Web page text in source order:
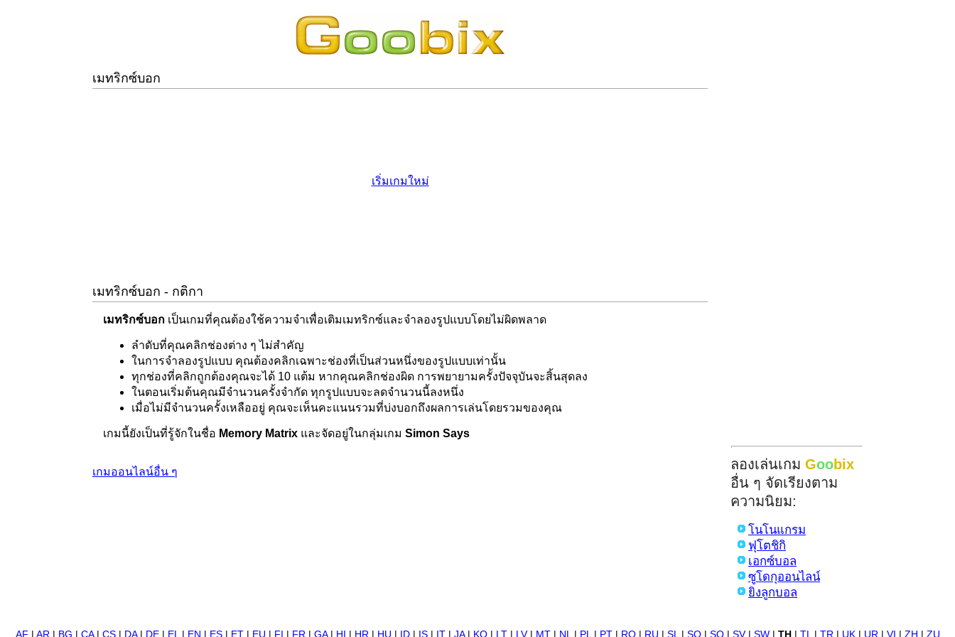
เมทริกซ์บอก
เริ่มเกมใหม่
เมทริกซ์บอก - กติกา
เมทริกซ์บอก เป็นเกมที่คุณต้องใช้ความจำเพื่อเติมเมทริกซ์และจำลองรูปแบบโดยไม่ผิดพลาด
ลำดับที่คุณคลิกช่องต่าง ๆ ไม่สำคัญ
ในการจำลองรูปแบบ คุณต้องคลิกเฉพาะช่องที่เป็นส่วนหนึ่งของรูปแบบเท่านั้น
ทุกช่องที่คลิกถูกต้องคุณจะได้ 10 แต้ม หากคุณคลิกช่องผิด การพยายามครั้งปัจจุบันจะสิ้นสุดลง
ในตอนเริ่มต้นคุณมีจำนวนครั้งจำกัด ทุกรูปแบบจะลดจำนวนนี้ลงหนึ่ง
เมื่อไม่มีจำนวนครั้งเหลืออยู่ คุณจะเห็นคะแนนรวมที่บ่งบอกถึงผลการเล่นโดยรวมของคุณ
เกมนี้ยังเป็นที่รู้จักในชื่อ Memory Matrix และจัดอยู่ในกลุ่มเกม Simon Says
เกมออนไลน์อื่น ๆ ลองเล่นเกม Goobix
อื่น ๆ จัดเรียงตาม
ความนิยม:
โนโนแกรม
ฟุโตชิกิ
เอกซ์บอล
ซูโดกุออนไลน์
ยิงลูกบอล
AF AR BG CA| CS| DA| DE| EL EN ES| ET| EU FI FR GA| HI HR HU ID| IS| IT| JA| KO| LT| LV| MT| NL PL PT| RO| RU SL SO| SQ| SV| SW| TH TL TR UK| UR VI ZH ZU